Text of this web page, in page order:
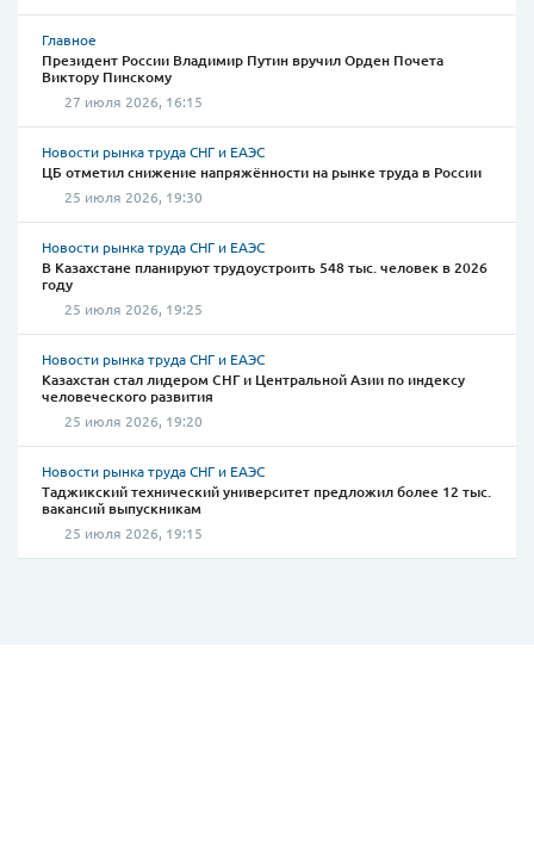
Главное
Президент России Владимир Путин вручил Орден Почета
Виктору Пинскому
27 июля 2026, 16:15
Новости рынка труда СНГ и ЕАЭС
ЦБ отметил снижение напряжённости на рынке труда в России
25 июля 2026, 19:30
Новости рынка труда СНГ и ЕАЭС
В Казахстане планируют трудоустроить 548 тыс. человек в 2026
году
25 июля 2026, 19:25
Новости рынка труда СНГ и ЕАЭС
Казахстан стал лидером СНГ и Центральной Азии по индексу
человеческого развития
25 июля 2026, 19:20
Новости рынка труда СНГ и ЕАЭС
Таджикский технический университет предложил более 12 тыс.
вакансий выпускникам
25 июля 2026, 19:15